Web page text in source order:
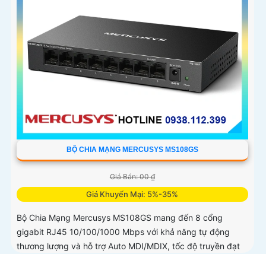
BỘ CHIA MẠNG MERCUSYS MS108GS
Giá Bán: 00 ₫
Giá Khuyến Mại: 5%-35%
Bộ Chia Mạng Mercusys MS108GS mang đến 8 cổng
gigabit RJ45 10/100/1000 Mbps với khả năng tự động
thương lượng và hỗ trợ Auto MDI/MDIX, tốc độ truyền đạt